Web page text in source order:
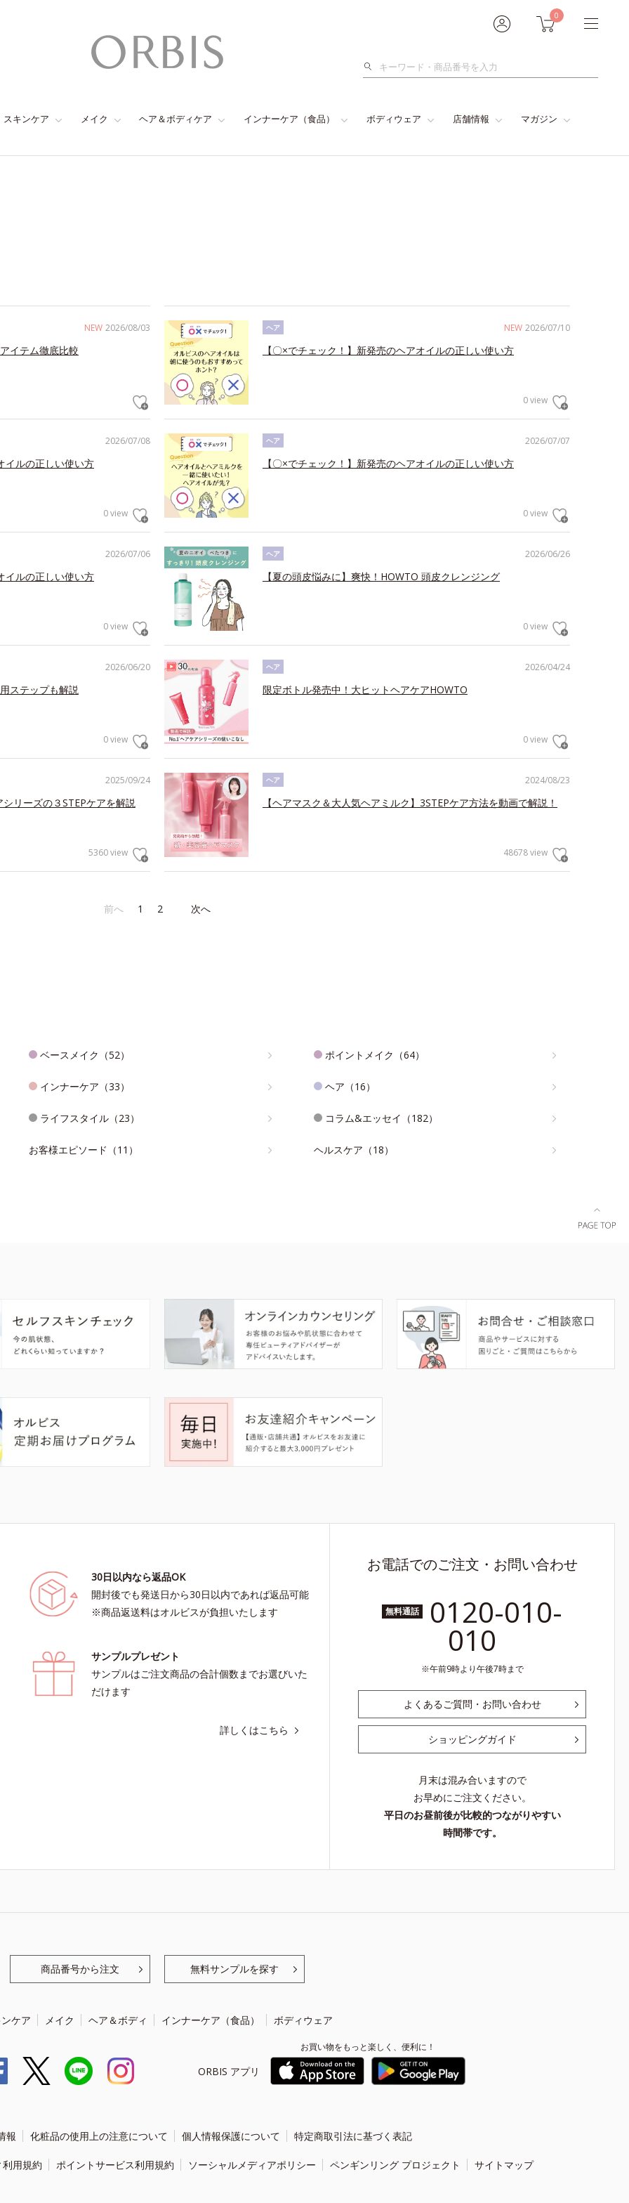
0
検
スキンケア メイク ヘア＆ボディケア インナーケア（食品） ボディウェア 店舗情報 マガジン
NEW 2026/08/03
イテム徹底比較
NEW 2026/07/10
ヘア
【〇×でチェック！】新発売のヘアオイルの正しい使い方
0 view
2026/07/08
イルの正しい使い方
0 view
2026/07/07
ヘア
【〇×でチェック！】新発売のヘアオイルの正しい使い方
0 view
2026/07/06
イルの正しい使い方
0 view
2026/06/26
ヘア
【夏の頭皮悩みに】爽快！HOWTO 頭皮クレンジング
0 view
2026/06/20
ステップも解説
0 view
2026/04/24
ヘア
限定ボトル発売中！大ヒットヘアケアHOWTO
0 view
2025/09/24
リーズの３STEPケアを解説
5360 view
2024/08/23
ヘア
【ヘアマスク＆大人気ヘアミルク】3STEPケア方法を動画で解説！
48678 view
前へ 1 2 次へ
ベースメイク（52） ポイントメイク（64）
インナーケア（33） ヘア（16）
ライフスタイル（23） コラム&エッセイ（182）
お客様エピソード（11） ヘルスケア（18）
30日以内なら返品OK
開封後でも発送日から30日以内であれば返品可能
※商品返送料はオルビスが負担いたします
サンプルプレゼント
サンプルはご注文商品の合計個数までお選びいた
だけます
詳しくはこちら
お電話でのご注文・お問い合わせ
無料通話 0120-010-
010
午前9時より午後7時まで
よくあるご質問・お問い合わせ
ショッピングガイド
月末は混み合いますので
お早めにご注文ください。
平日のお昼前後が比較的つながりやすい
時間帯です。
商品番号から注文 無料サンプルを探す
ケア メイク ヘア＆ボディ インナーケア（食品） ボディウェア
ORBIS アプリ
お買い物をもっと楽しく、便利に！
報 化粧品の使用上の注意について 個人情報保護について 特定商取引法に基づく表記
用規約 ポイントサービス利用規約 ソーシャルメディアポリシー ペンギンリング プロジェクト サイトマップ